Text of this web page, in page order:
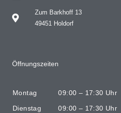
Zum Barkhoff 13
49451 Holdorf
Öffnungszeiten
Montag 09:00 – 17:30 Uhr
Dienstag 09:00 – 17:30 Uhr